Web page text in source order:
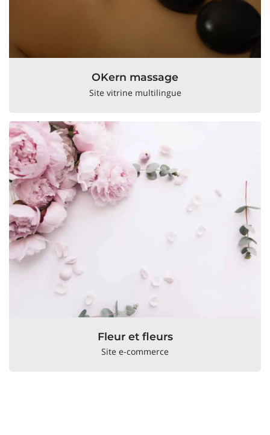
OKern massage
Site vitrine multilingue
Fleur et fleurs
Site e-commerce